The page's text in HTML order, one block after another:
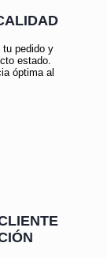
tu pedido y
estado.
óptima al